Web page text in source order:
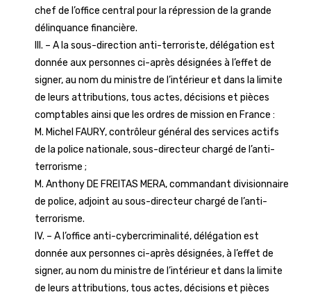
chef de l’office central pour la répression de la grande
délinquance financière.
III. – A la sous-direction anti-terroriste, délégation est
donnée aux personnes ci-après désignées à l’effet de
signer, au nom du ministre de l’intérieur et dans la limite
de leurs attributions, tous actes, décisions et pièces
comptables ainsi que les ordres de mission en France :
M. Michel FAURY, contrôleur général des services actifs
de la police nationale, sous-directeur chargé de l’anti-
terrorisme ;
M. Anthony DE FREITAS MERA, commandant divisionnaire
de police, adjoint au sous-directeur chargé de l’anti-
terrorisme.
IV. – A l’office anti-cybercriminalité, délégation est
donnée aux personnes ci-après désignées, à l’effet de
signer, au nom du ministre de l’intérieur et dans la limite
de leurs attributions, tous actes, décisions et pièces